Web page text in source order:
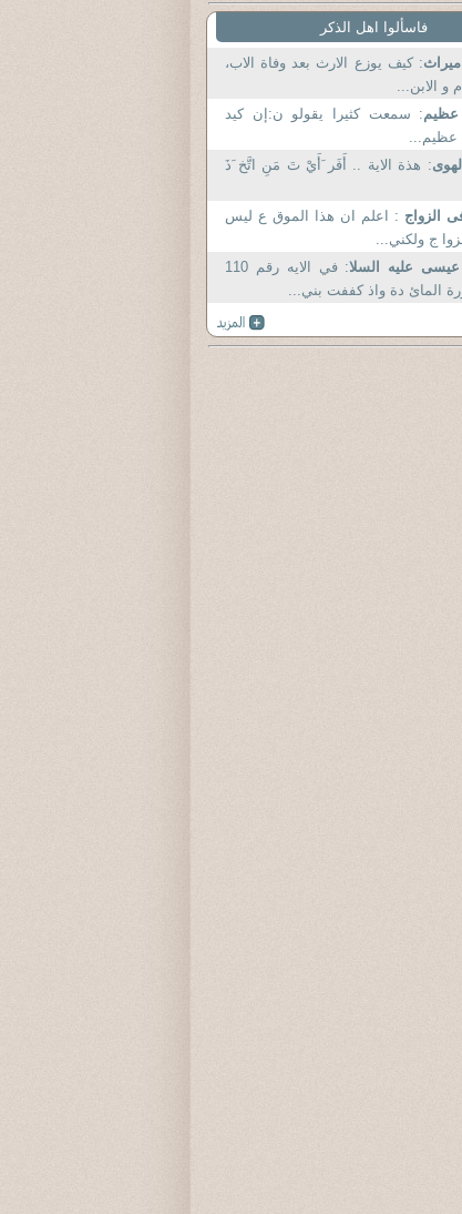
فاسألوا اهل الذكر
: كيف يوزع الارث بعد وفاة الاب،
و الابن...
عظيم: سمعت كثيرا يقولو ن:إن كيد
عظيم...
: هذة الاية .. أَفَر َأَيْ تَ مَنِ اتَّخ َذَ
الزواج : اعلم ان هذا الموق ع ليس
ج ولكني...
عليه السلا
: في الايه رقم 110
المائ دة واذ كففت بني...